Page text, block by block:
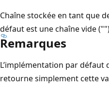
Chaîne stockée en tant que
défaut est une chaîne vide
Remarques
L’implémentation par défaut
retourne simplement cette